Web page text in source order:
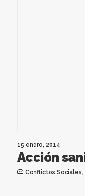
15 enero, 2014
Acción
Conflictos Sociales,